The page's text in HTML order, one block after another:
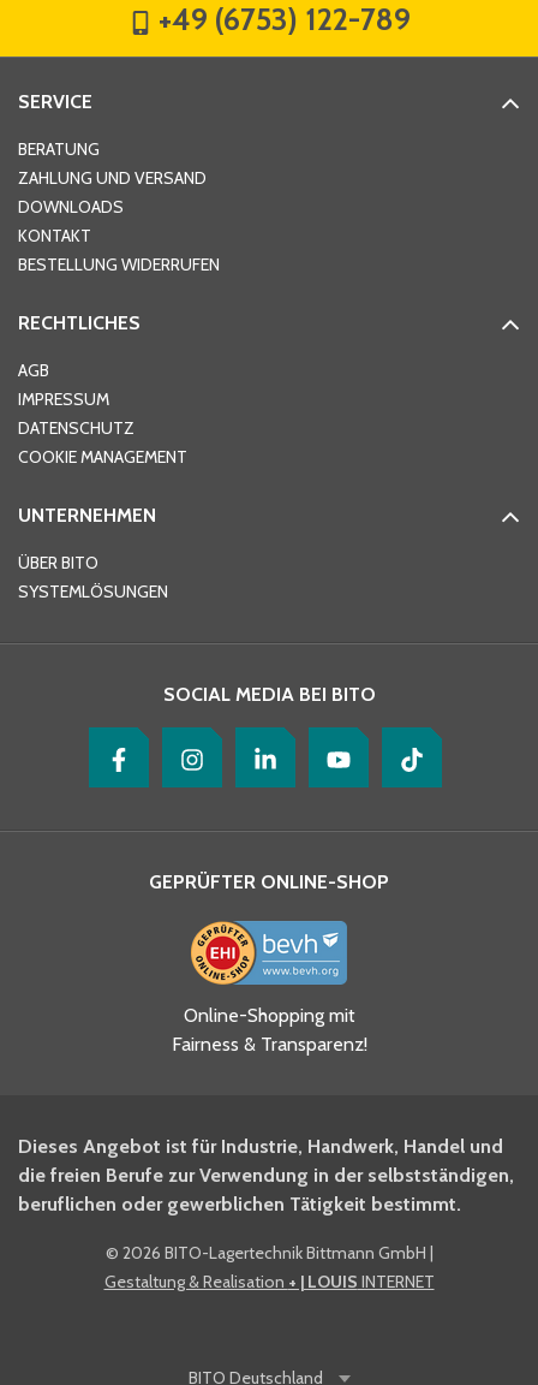
Hausnummer
Ort*
Telefon
Ja, ich habe die
Datenschutzhinweise gelesen
und akzeptiere diese.
BITO Newsletter Fachwissen
Intralogistiker anmelden.
Ja, ich möchte mich für den
BITO Shop-Newsletter
+49 (6753) 122-789
SERVICE
BERATUNG
ZAHLUNG UND VERSAND
DOWNLOADS
KONTAKT
BESTELLUNG WIDERRUFEN
RECHTLICHES
AGB
IMPRESSUM
DATENSCHUTZ
COOKIE MANAGEMENT
UNTERNEHMEN
ÜBER BITO
SYSTEMLÖSUNGEN
SOCIAL MEDIA BEI BITO
GEPRÜFTER ONLINE-SHOP
Online-Shopping mit
Fairness & Transparenz!
Dieses Angebot ist für Industrie, Handwerk, Handel und
die freien Berufe zur Verwendung in der selbstständigen,
beruflichen oder gewerblichen Tätigkeit bestimmt.
© 2026 BITO-Lagertechnik Bittmann GmbH |
Gestaltung & Realisation + | LOUIS INTERNET
BITO Deutschland